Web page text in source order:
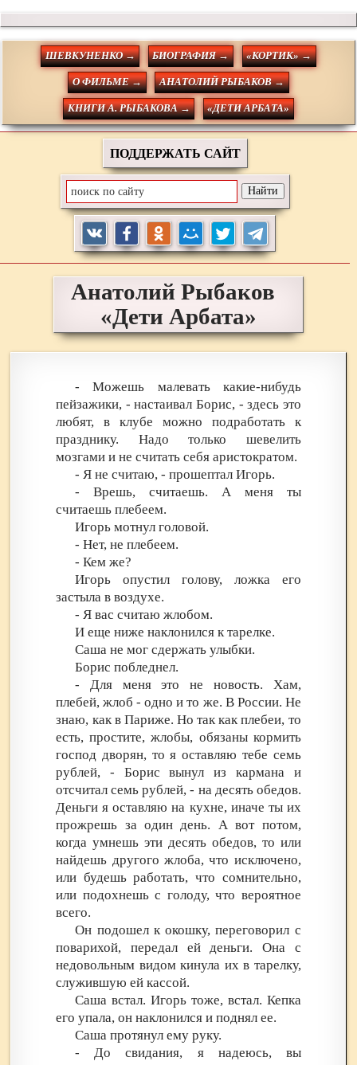
ШЕВКУНЕНКО → БИОГРАФИЯ → «КОРТИК» →
О ФИЛЬМЕ → АНАТОЛИЙ РЫБАКОВ →
КНИГИ А. РЫБАКОВА → «ДЕТИ АРБАТА»
ПОДДЕРЖАТЬ САЙТ
Анатолий Рыбаков
«Дети Арбата»
- Можешь малевать какие-нибудь
пейзажики, - настаивал Борис, - здесь это
любят, в клубе можно подработать к
празднику. Надо только шевелить
мозгами и не считать себя аристократом.
- Я не считаю, - прошептал Игорь.
- Врешь, считаешь. А меня ты
считаешь плебеем.
Игорь мотнул головой.
- Нет, не плебеем.
- Кем же?
Игорь опустил голову, ложка его
застыла в воздухе.
- Я вас считаю жлобом.
И еще ниже наклонился к тарелке.
Саша не мог сдержать улыбки.
Борис побледнел.
- Для меня это не новость. Хам,
плебей, жлоб - одно и то же. В России. Не
знаю, как в Париже. Но так как плебеи, то
есть, простите, жлобы, обязаны кормить
господ дворян, то я оставляю тебе семь
рублей, - Борис вынул из кармана и
отсчитал семь рублей, - на десять обедов.
Деньги я оставляю на кухне, иначе ты их
прожрешь за один день. А вот потом,
когда умнешь эти десять обедов, то или
найдешь другого жлоба, что исключено,
или будешь работать, что сомнительно,
или подохнешь с голоду, что вероятное
всего.
Он подошел к окошку, переговорил с
поварихой, передал ей деньги. Она с
недовольным видом кинула их в тарелку,
служившую ей кассой.
Саша встал. Игорь тоже, встал. Кепка
его упала, он наклонился и поднял ее.
Саша протянул ему руку.
- До свидания, я надеюсь, вы